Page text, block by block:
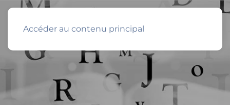
Accéder au contenu principal